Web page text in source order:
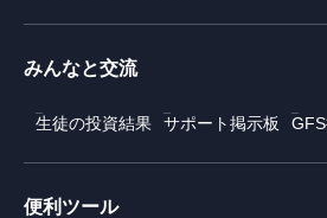
みんなと交流
生徒の投資結果 サポート掲示板
便利ツール